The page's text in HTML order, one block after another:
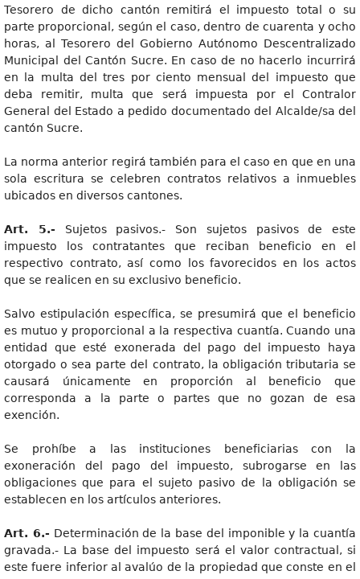
Tesorero de dicho cantón remitirá el impuesto total o su
parte proporcional, según el caso, dentro de cuarenta y ocho
horas, al Tesorero del Gobierno Autónomo Descentralizado
Municipal del Cantón Sucre. En caso de no hacerlo incurrirá
en la multa del tres por ciento mensual del impuesto que
deba remitir, multa que será impuesta por el Contralor
General del Estado a pedido documentado del Alcalde/sa del
cantón Sucre.
La norma anterior regirá también para el caso en que en una
sola escritura se celebren contratos relativos a inmuebles
ubicados en diversos cantones.
Art. 5.- Sujetos pasivos.- Son sujetos pasivos de este
impuesto los contratantes que reciban beneficio en el
respectivo contrato, así como los favorecidos en los actos
que se realicen en su exclusivo beneficio.
Salvo estipulación específica, se presumirá que el beneficio
es mutuo y proporcional a la respectiva cuantía. Cuando una
entidad que esté exonerada del pago del impuesto haya
otorgado o sea parte del contrato, la obligación tributaria se
causará únicamente en proporción al beneficio que
corresponda a la parte o partes que no gozan de esa
exención.
Se prohíbe a las instituciones beneficiarias con la
exoneración del pago del impuesto, subrogarse en las
obligaciones que para el sujeto pasivo de la obligación se
establecen en los artículos anteriores.
Art. 6.- Determinación de la base del imponible y la cuantía
gravada.- La base del impuesto será el valor contractual, si
este fuere inferior al avalúo de la propiedad que conste en el